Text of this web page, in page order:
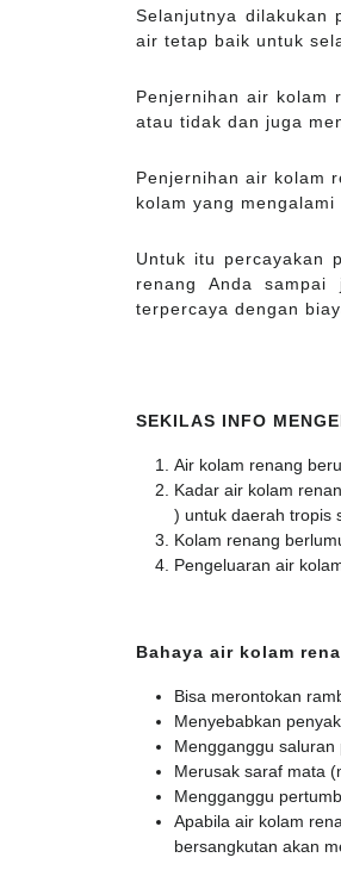
Selanjutnya dilakukan
air tetap baik untuk
Penjernihan air kolam
atau tidak dan juga
Penjernihan air kolam
kolam yang mengalami
Untuk itu percayakan
renang Anda
terpercaya dengan
SEKILAS INFO
Air kolam renang
Kadar air kolam
) untuk daerah tropis
Kolam renang
Pengeluaran air
Bahaya air kolam
Bisa merontokan
Menyebabkan
Mengganggu
Merusak saraf mata
Mengganggu
Apabila air kolam
bersangkutan akan